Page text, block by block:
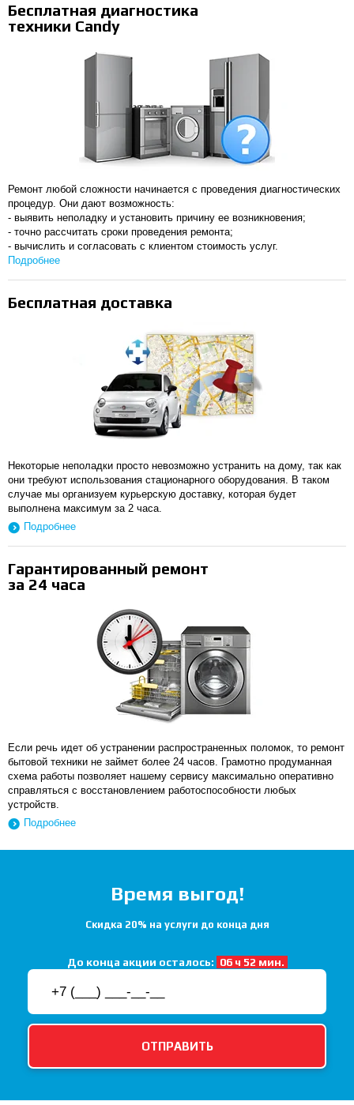
Бесплатная диагностика
техники Candy
Ремонт любой сложности начинается с проведения диагностических
процедур. Они дают возможность:
- выявить неполадку и установить причину ее возникновения;
- точно рассчитать сроки проведения ремонта;
- вычислить и согласовать с клиентом стоимость услуг.
Подробнее
Бесплатная доставка
Некоторые неполадки просто невозможно устранить на дому, так как
они требуют использования стационарного оборудования. В таком
случае мы организуем курьерскую доставку, которая будет
выполнена максимум за 2 часа.
Подробнее
Гарантированный ремонт
за 24 часа
Если речь идет об устранении распространенных поломок, то ремонт
бытовой техники не займет более 24 часов. Грамотно продуманная
схема работы позволяет нашему сервису максимально оперативно
справляться с восстановлением работоспособности любых
устройств.
Подробнее
Время выгод!
Скидка 20% на услуги до конца дня
До конца акции осталось: 06 ч 52 мин.